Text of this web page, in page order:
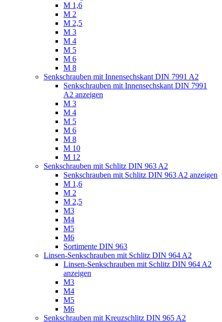
M 1,6
M 2
M 2,5
M 3
M 4
M 5
M 6
M 8
Senkschrauben mit Innensechskant DIN 7991 A2
Senkschrauben mit Innensechskant DIN 7991
A2 anzeigen
M 3
M 4
M 5
M 6
M 8
M 10
M 12
Senkschrauben mit Schlitz DIN 963 A2
Senkschrauben mit Schlitz DIN 963 A2 anzeigen
M 1,6
M 2
M 2,5
M3
M4
M5
M6
Sortimente DIN 963
Linsen-Senkschrauben mit Schlitz DIN 964 A2
Linsen-Senkschrauben mit Schlitz DIN 964 A2
anzeigen
M3
M4
M5
M6
Senkschrauben mit Kreuzschlitz DIN 965 A2